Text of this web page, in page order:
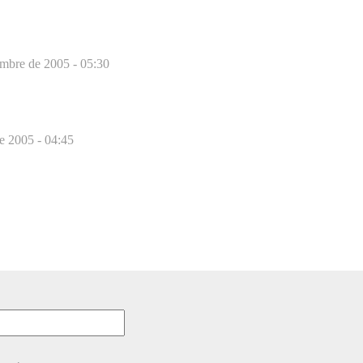
de 2005 - 05:30
2005 - 04:45